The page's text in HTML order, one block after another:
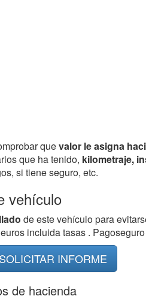
quevalor le asigna
que ha tenido, kilometraje,
si tiene seguro, etc.
vehículo
de este vehículo para
incluida tasas .
INFORME
de hacienda